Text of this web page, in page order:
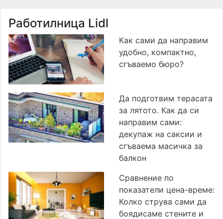
Работилница Lidl
Как сами да направим
удобно, компактно,
сгъваемо бюро?
Да подготвим терасата
за лятото. Как да си
направим сами:
декупаж на саксии и
сгъваема масичка за
балкон
Сравнение по
показатели цена-време:
Колко струва сами да
боядисаме стените и